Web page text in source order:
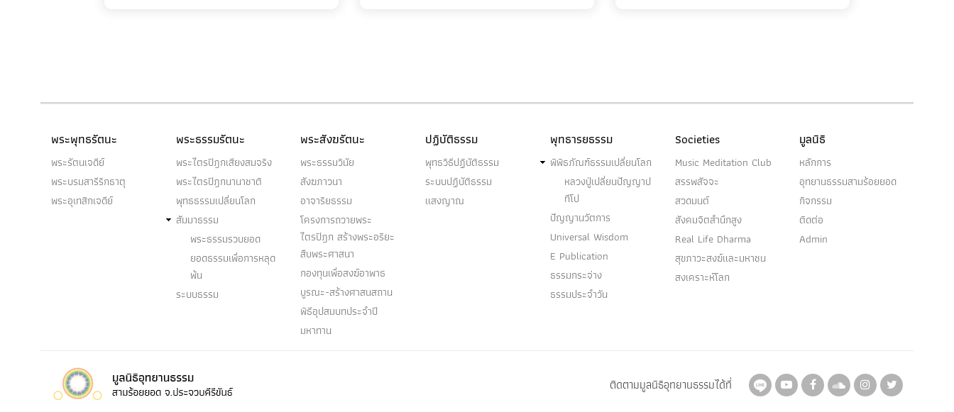
พระพุทธรัตนะ
พระรัตนเจดีย์
พระบรมสารีริกธาตุ
พระอุเทสิกเจดีย์
พระธรรมรัตนะ
พระไตรปิฎกเสียงสมจริง
พระไตรปิฎกนานาชาติ
พุทธธรรมเปลี่ยนโลก
สัมมาธรรม
พระธรรมรวบยอด
ยอดธรรมเพื่อการหลุด
พ้น
ระบบธรรม
พระสังฆรัตนะ
พระธรรมวินัย
สังฆภาวนา
อาจาริยธรรม
โครงการถวายพระ
ไตรปิฎก สร้างพระอริยะ
สืบพระศาสนา
กองทุนเพื่อสงฆ์อาพาธ
บูรณะ-สร้างศาสนสถาน
พิธีอุปสมบทประจำปี
มหาทาน
ปฏิบัติธรรม
พุทธวิธีปฏิบัติธรรม
ระบบปฏิบัติธรรม
แสงญาณ
พุทธารยธรรม
พิพิธภัณฑ์ธรรมเปลี่ยนโลก
หลวงปู่เปลี่ยนปัญญาป
ทีโป
ปัญญานวัตการ
Universal Wisdom
E Publication
ธรรมกระจ่าง
ธรรมประจำวัน
Societies
Music Meditation Club
สรรพสัจจะ
สวดมนต์
สังคมจิตสำนึกสูง
Real Life Dharma
สุขภาวะสงฆ์และมหาชน
สงเคราะห์โลก
มูลนิธิ
หลักการ
อุทยานธรรมสามร้อยยอด
กิจกรรม
ติดต่อ
Admin
ติดตามมูลนิธิอุทยานธรรมได้ที่